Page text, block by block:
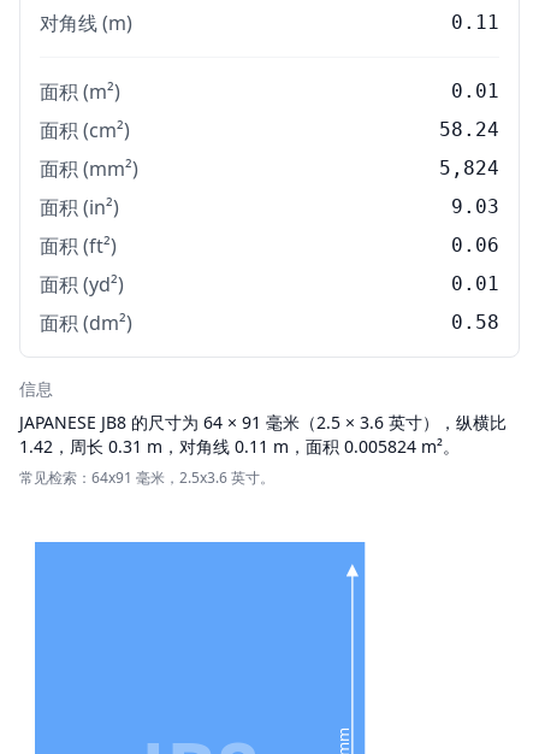
对角线 (m) 0.11
面积 (m²) 0.01
面积 (cm²) 58.24
面积 (mm²) 5,824
面积 (in²) 9.03
面积 (ft²) 0.06
面积 (yd²) 0.01
面积 (dm²) 0.58
信息
JAPANESE JB8 的尺寸为 64 × 91 毫米（2.5 × 3.6 英寸），纵横比
1.42，周长 0.31 m，对角线 0.11 m，面积 0.005824 m²。
常见检索：64x91 毫米，2.5x3.6 英寸。